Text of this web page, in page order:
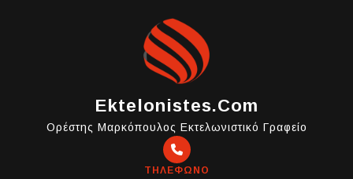
Ektelonistes.com
Ορέστης Μαρκόπουλος Εκτελωνιστικό Γραφείο
ΤΗΛΕΦΩΝΟ